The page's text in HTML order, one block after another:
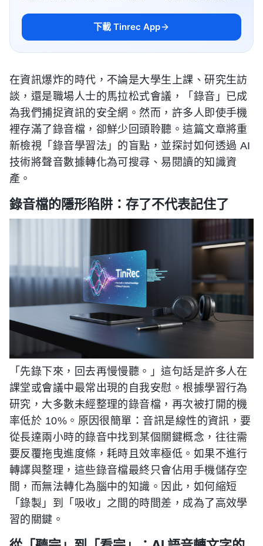
下載 Tinrec App
在資訊爆炸的時代，不論是大學生上課、研究生訪
談，還是職場人士的馬拉松式會議，「錄音」已成
為我們捕捉資訊的安全網。然而，許多人即使手機
裡存滿了錄音檔，卻鮮少回頭聆聽。這篇文章將重
新檢視「錄音學習法」的盲點，並探討如何透過 AI
技術將聲音數據轉化為可搜尋、易閱讀的知識資
產。
錄音檔的隱形陷阱：存了不代表記住了
「先錄下來，回去再慢慢聽。」這句話是許多人在
課堂或會議中最常出現的自我安慰。根據學習行為
研究，大多數未經整理的錄音檔，再次被打開的機
率低於 10%。原因很簡單：音訊是線性的資訊，要
從長達兩小時的錄音中找到某個關鍵概念，往往需
要反覆拖曳進度條，耗時且效率極低。如果不進行
轉譯與整理，這些錄音檔最終只會佔用手機儲存空
間，而無法轉化為腦中的知識。因此，如何縮短
「錄製」到「吸收」之間的時間差，成為了高效學
習的關鍵。